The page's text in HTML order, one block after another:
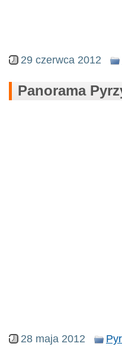
29 czerwca 2012
Panorama
28 maja 2012